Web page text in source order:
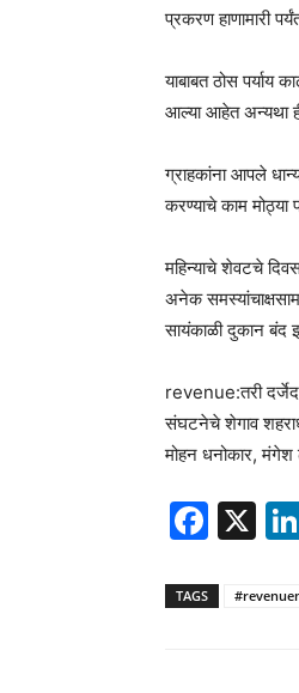
प्रकरण हाणामारी
याबाबत ठोस पर्याय
आल्या आहेत अन्यथा ही
ग्राहकांना आपले
करण्याचे काम मोठ्या
महिन्याचे शेवटचे
अनेक
सायंकाळी दुकान बंद
revenue:तरी
संघटनेचे शेगाव
मोहन धनोकार, मंगेश
X
TAGS